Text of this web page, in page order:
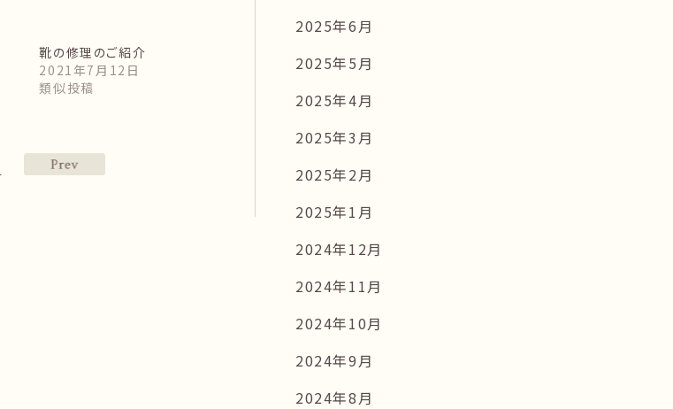
靴の修理のご紹介
2021年7月12日
類似投稿
2025年6月
2025年5月
2025年4月
2025年3月
2025年2月
2025年1月
2024年12月
2024年11月
2024年10月
2024年9月
2024年8月